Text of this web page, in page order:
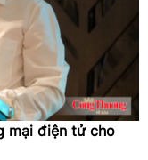
mại điện tử cho